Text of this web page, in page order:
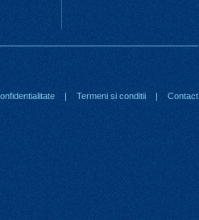
Contact
|
Termeni si conditii
|